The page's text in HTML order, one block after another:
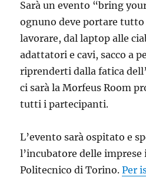
Sarà un evento “bring
ognuno deve portare tutto
lavorare, dal laptop alle
adattatori e cavi, sacco a
riprenderti dalla fatica
ci sarà la Morfeus Room
tutti i partecipanti.
L’evento sarà ospitato e
l’incubatore delle
Politecnico di Torino.Per